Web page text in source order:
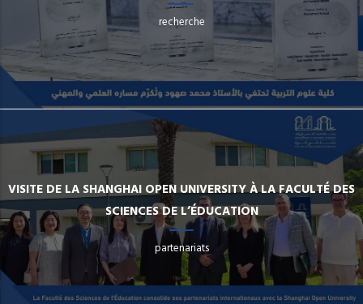
recherche
VISITE DE LA SHANGHAI OPEN UNIVERSITY À LA FACULTÉ DES
SCIENCES DE L’ÉDUCATION
partenariats